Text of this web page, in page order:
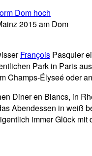
2015 am Dom
François Pasquier
Park in Paris
Champs-Élyseé oder
Diner en Blancs, in
Abendessen in weiß
immer Glück